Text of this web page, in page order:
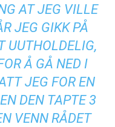
AT JEG VILLE
JEG GIKK PÅ
UUTHOLDELIG,
Å GÅ NED I
JEG FOR EN
DEN TAPTE 3
VENN RÅDET